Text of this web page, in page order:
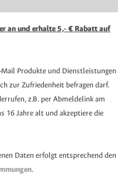
an und erhalte 5,- € Rabatt auf
Produkte und Dienstleistungen
zur Zufriedenheit befragen darf.
z.B. per Abmeldelink am
16 Jahre alt und akzeptiere die
Daten erfolgt entsprechend den
.